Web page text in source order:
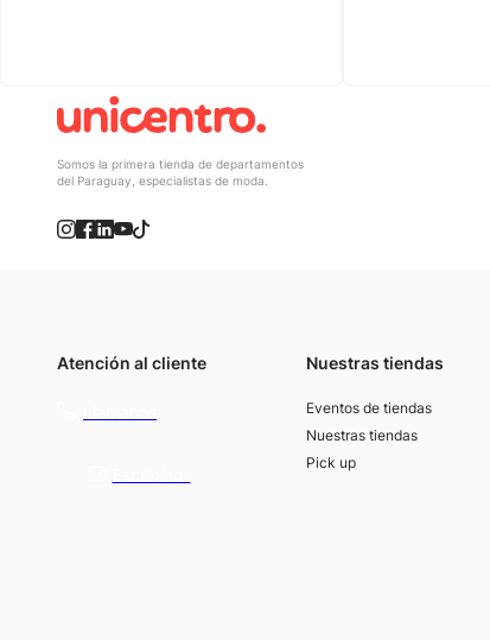
Somos la primera tienda de departamentos
del Paraguay, especialistas de moda.
Atención al cliente
Nuestras tiendas
Eventos de tiendas
Nuestras tiendas
Pick up